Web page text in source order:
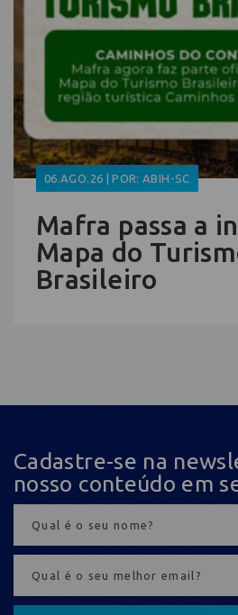
06.AGO.26 | POR: ABIH-SC
Mafra passa a
Mapa do
Brasileiro
Cadastre-se na
nosso conteúdo em